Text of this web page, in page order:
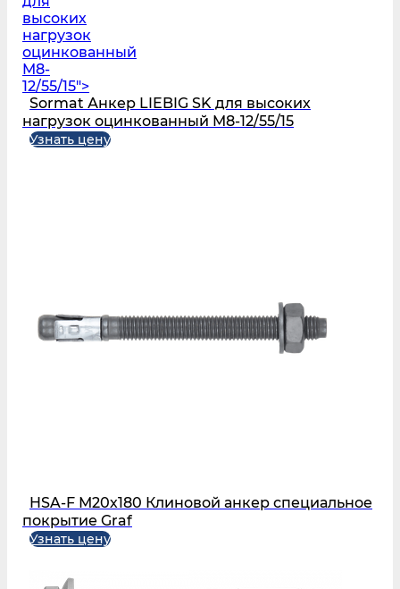
высоких
нагрузок
оцинкованный
M8-
12/55/15">
Sormat Анкер LIEBIG SK для высоких
нагрузок оцинкованный M8-12/55/15
Узнать цену
HSA-F М20х180 Клиновой анкер специальное
покрытие Graf
Узнать цену